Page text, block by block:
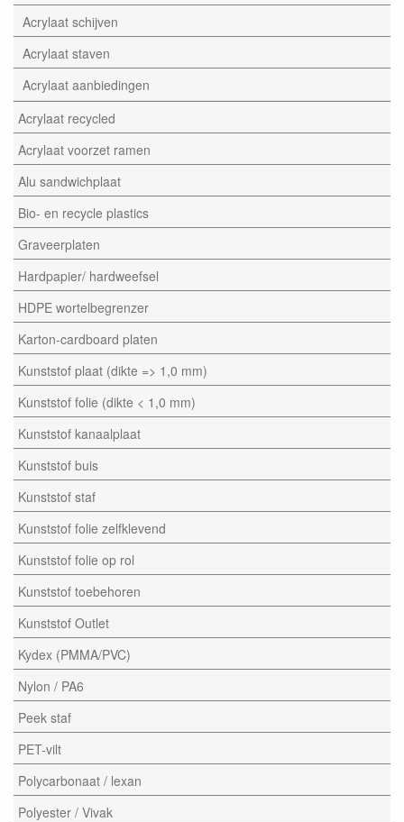
Acrylaat schijven
Acrylaat staven
Acrylaat aanbiedingen
Acrylaat recycled
Acrylaat voorzet ramen
Alu sandwichplaat
Bio- en recycle plastics
Graveerplaten
Hardpapier/ hardweefsel
HDPE wortelbegrenzer
Karton-cardboard platen
Kunststof plaat (dikte => 1,0 mm)
Kunststof folie (dikte < 1,0 mm)
Kunststof kanaalplaat
Kunststof buis
Kunststof staf
Kunststof folie zelfklevend
Kunststof folie op rol
Kunststof toebehoren
Kunststof Outlet
Kydex (PMMA/PVC)
Nylon / PA6
Peek staf
PET-vilt
Polycarbonaat / lexan
Polyester / Vivak